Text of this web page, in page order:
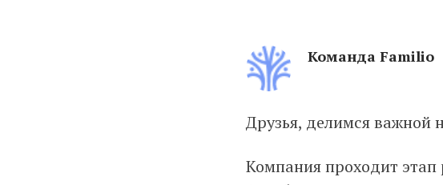
Команда Familio
Familio выходит на
Друзья, делимся важной
Компания проходит